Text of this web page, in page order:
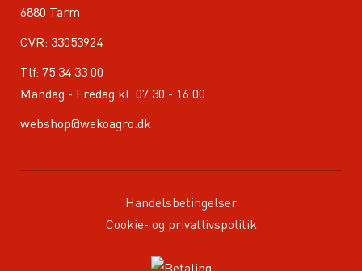
6880 Tarm
CVR: 33053924
Tlf: 75 34 33 00
Mandag - Fredag kl. 07.30 - 16.00
webshop@wekoagro.dk
Handelsbetingelser
Cookie- og privatlivspolitik